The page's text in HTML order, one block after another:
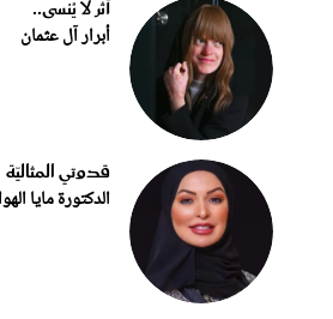
أثر لا يُنسى..
أبرار آل عثمان
قدوتي المثاليّة
الدكتورة مايا